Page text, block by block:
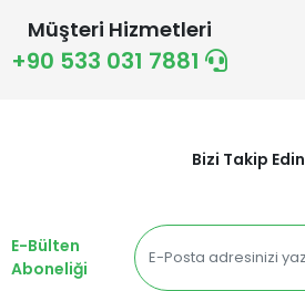
Müşteri Hizmetleri
+90 533 031 7881
Bizi Takip Edin
E-Bülten
Aboneliği